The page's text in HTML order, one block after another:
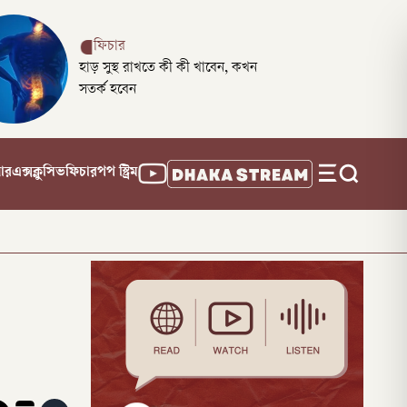
ফিচার
হাড় সুস্থ রাখতে কী কী খাবেন, কখন
সতর্ক হবেন
এক্সক্লুসিভফিচারপপ স্ট্রিম